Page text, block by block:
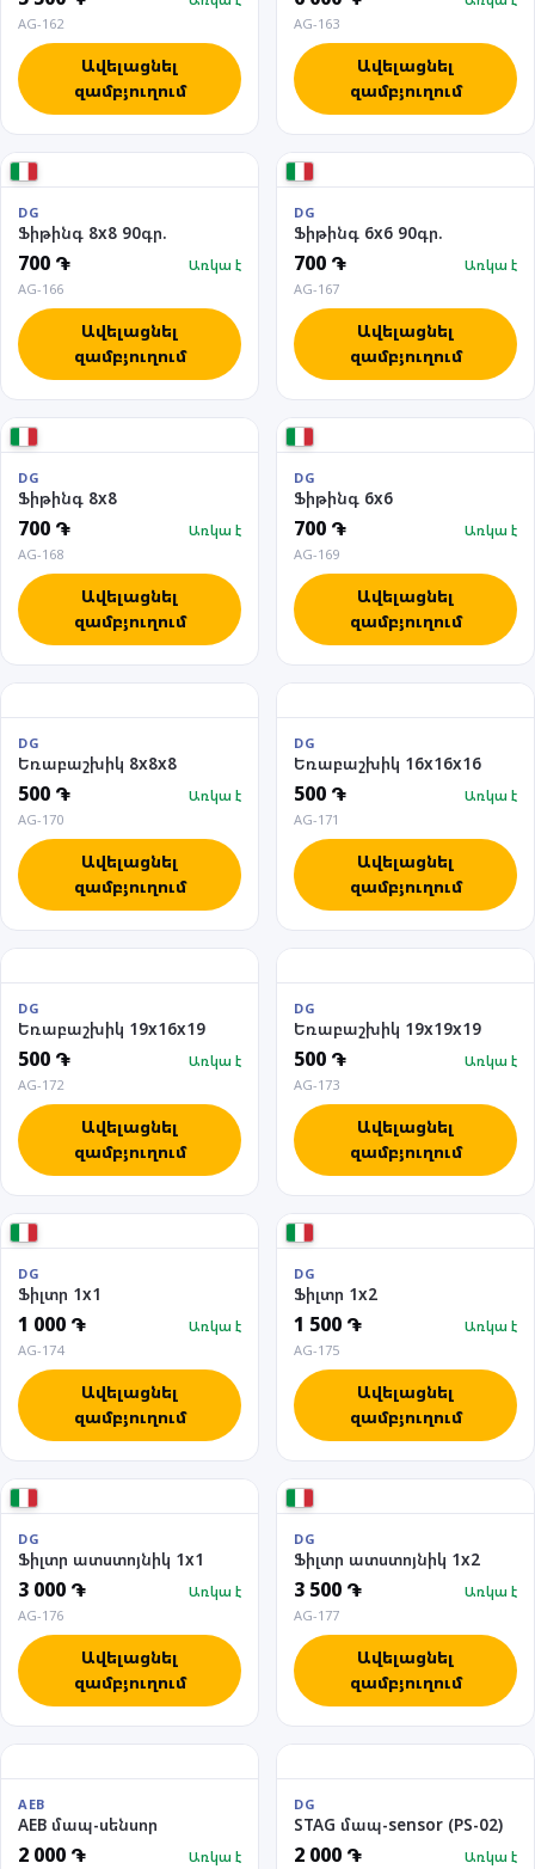
AG-162
Ավելացնել
զամբյուղում
AG-163
Ավելացնել
զամբյուղում
DG
Ֆիթինգ 8x8 90գր.
700 ֏
Առկա է
AG-166
Ավելացնել
զամբյուղում
DG
Ֆիթինգ 6x6 90գր.
700 ֏
Առկա է
AG-167
Ավելացնել
զամբյուղում
DG
Ֆիթինգ 8x8
700 ֏
Առկա է
AG-168
Ավելացնել
զամբյուղում
DG
Ֆիթինգ 6x6
700 ֏
Առկա է
AG-169
Ավելացնել
զամբյուղում
DG
Եռաբաշխիկ 8x8x8
500 ֏
Առկա է
AG-170
Ավելացնել
զամբյուղում
DG
Եռաբաշխիկ 16x16x16
500 ֏
Առկա է
AG-171
Ավելացնել
զամբյուղում
DG
Եռաբաշխիկ 19x16x19
500 ֏
Առկա է
AG-172
Ավելացնել
զամբյուղում
DG
Եռաբաշխիկ 19x19x19
500 ֏
Առկա է
AG-173
Ավելացնել
զամբյուղում
DG
Ֆիլտր 1x1
1 000 ֏
Առկա է
AG-174
Ավելացնել
զամբյուղում
DG
Ֆիլտր 1x2
1 500 ֏
Առկա է
AG-175
Ավելացնել
զամբյուղում
DG
Ֆիլտր ատստոյնիկ 1x1
3 000 ֏
Առկա է
AG-176
Ավելացնել
զամբյուղում
DG
Ֆիլտր ատստոյնիկ 1x2
3 500 ֏
Առկա է
AG-177
Ավելացնել
զամբյուղում
AEB
AEB մապ-սենսոր
2 000 ֏
Առկա է
DG
STAG մապ-sensor (PS-02)
2 000 ֏
Առկա է